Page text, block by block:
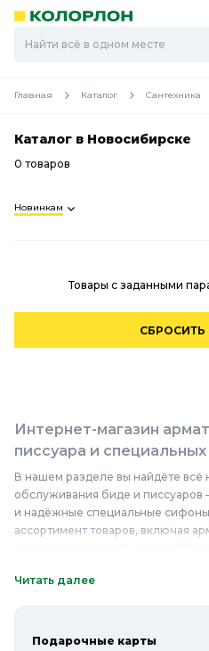
Ск
Скоро
Главная Каталог Сантехника
Каталог в Новосибирске
0 товаров
Новинкам
Товары с заданными
СБРОСИТЬ
Интернет-магазин
писсуара и
В нашем разделе вы найдёте всё
обслуживания биде и писсуаров
и надёжные специальные
ассортимент товаров, включая
сантехники. В нашем
срок службы. Качественные и
Читать далее
Подарочные карты